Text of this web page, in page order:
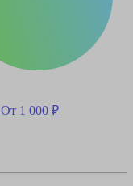
От 1 000 ₽